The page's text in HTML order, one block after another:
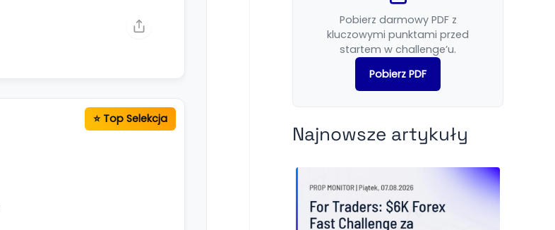
Pobierz darmowy PDF z
kluczowymi punktami przed
startem w challenge’u.
Pobierz PDF
Najnowsze artykuły